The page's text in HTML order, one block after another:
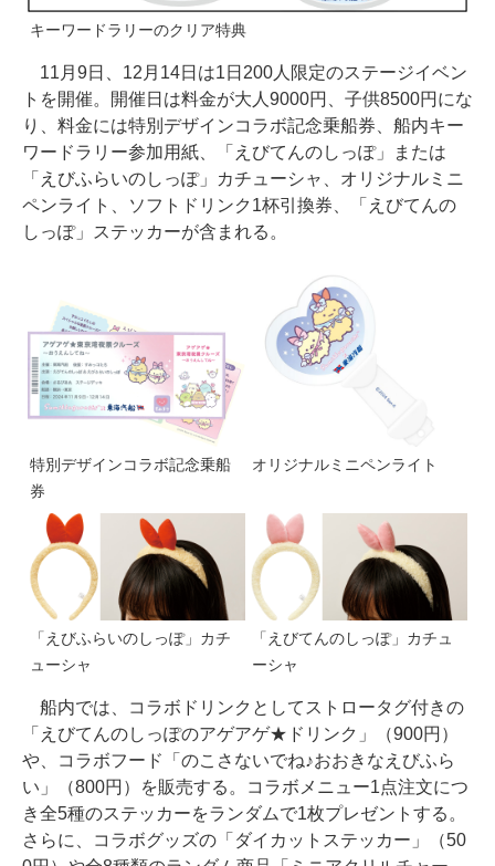
キーワードラリーのクリア特典
11月9日、12月14日は1日200人限定のステージイベン
トを開催。開催日は料金が大人9000円、子供8500円にな
り、料金には特別デザインコラボ記念乗船券、船内キー
ワードラリー参加用紙、「えびてんのしっぽ」または
「えびふらいのしっぽ」カチューシャ、オリジナルミニ
ペンライト、ソフトドリンク1杯引換券、「えびてんの
しっぽ」ステッカーが含まれる。
特別デザインコラボ記念乗船
券
オリジナルミニペンライト
「えびふらいのしっぽ」カチ
ューシャ
「えびてんのしっぽ」カチュ
ーシャ
船内では、コラボドリンクとしてストロータグ付きの
「えびてんのしっぽのアゲアゲ★ドリンク」（900円）
や、コラボフード「のこさないでね♪おおきなえびふら
い」（800円）を販売する。コラボメニュー1点注文につ
き全5種のステッカーをランダムで1枚プレゼントする。
さらに、コラボグッズの「ダイカットステッカー」（50